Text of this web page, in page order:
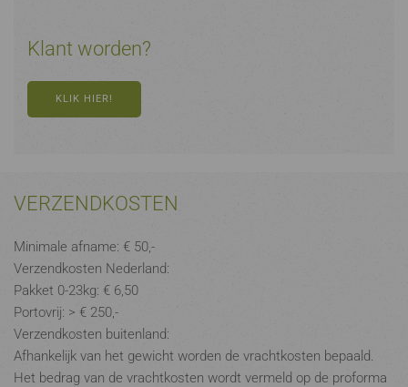
Klant worden?
KLIK HIER!
VERZENDKOSTEN
Minimale afname: € 50,-
Verzendkosten Nederland:
Pakket 0-23kg: € 6,50
Portovrij: > € 250,-
Verzendkosten buitenland:
Afhankelijk van het gewicht worden de vrachtkosten bepaald.
Het bedrag van de vrachtkosten wordt vermeld op de proforma